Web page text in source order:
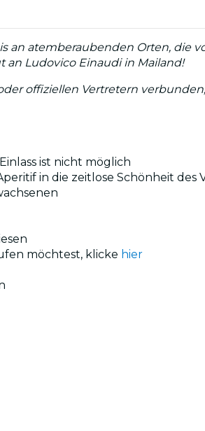
an atemberaubenden Orten, die
an Ludovico Einaudi in Mailand!
offiziellen Vertretern
ist nicht möglich
in die zeitlose Schönheit des
möchtest, klicke hier